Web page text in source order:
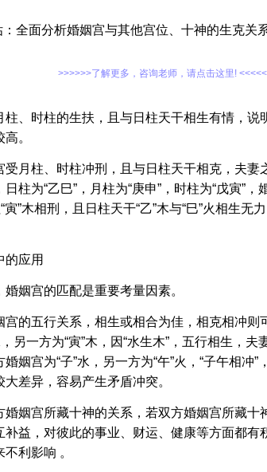
全面分析婚姻宫与其他宫位、十神的生克关
>>>>>>了解更多，咨询老师，请点击这里!
柱、时柱的生扶，且与日柱天干相生有情，说
。
受月柱、时柱冲刑，且与日柱天干相克，夫妻
柱为“乙巳”，月柱为“庚申”，时柱为“戊寅”，
寅”木相刑，且日柱天干“乙”木与“巳”火相生无
的应用
姻宫的匹配是重要考量因素。
宫的五行关系，相生或相合为佳，相克相冲则
另一方为“寅”木，因“水生木”，五行相生，
姻宫为“子”水，另一方为“午”火，“子午相冲
差异，容易产生矛盾冲突。
婚姻宫所藏十神的关系，若双方婚姻宫所藏十
补益，对彼此的事业、财运、健康等方面都有
利影响 。